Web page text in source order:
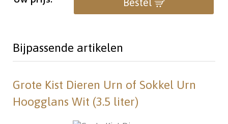
Bestel
Bijpassende artikelen
Grote Kist Dieren Urn of Sokkel Urn
Hoogglans Wit (3.5 liter)